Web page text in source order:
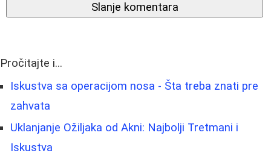
Slanje komentara
Pročitajte i...
Iskustva sa operacijom nosa - Šta treba znati pre
zahvata
Uklanjanje Ožiljaka od Akni: Najbolji Tretmani i
Iskustva